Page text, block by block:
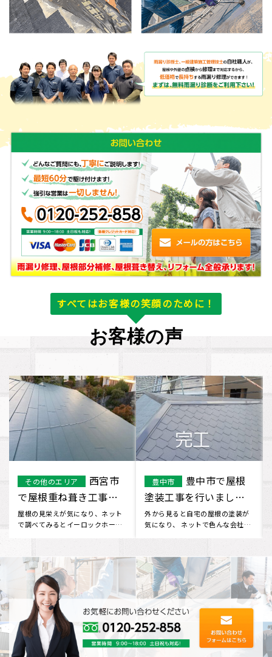
すべてはお客様の笑顔のために！
お客様の声
その他のエリア
西宮市
で屋根重ね葺き工事を
行いました
屋根の見栄えが気になり、ネット
で調べてみるとイーロックホーム
豊中市
豊中市で屋根
塗装工事を行いまし
た。
外から見ると自宅の屋根の塗装が
気になり、 ネットで色んな会社を